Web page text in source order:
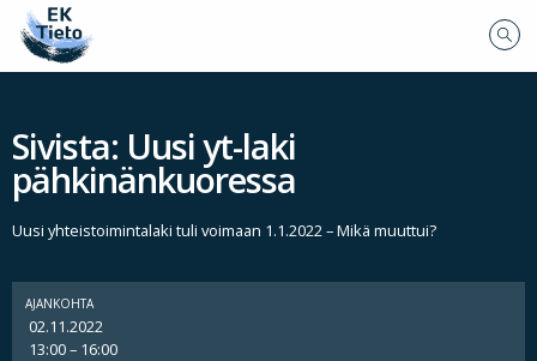
Sivista: Uusi yt-laki
pähkinänkuoressa
Uusi yhteistoimintalaki tuli voimaan 1.1.2022 – Mikä muuttui?
AJANKOHTA
02.11.2022
13:00 – 16:00